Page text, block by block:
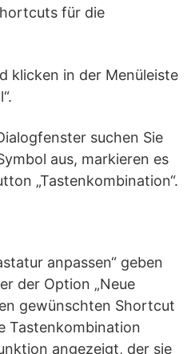
für die
klicken in der Menüleiste
suchen Sie
aus, markieren es
„Tastenkombination“.
anpassen“ geben
der Option „Neue
gewünschten Shortcut
Tastenkombination
angezeigt, der sie